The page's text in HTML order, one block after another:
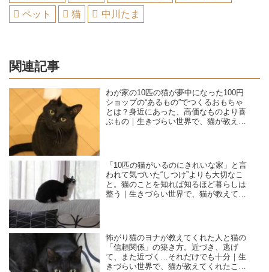
ペット
猫 中川たま
関連記事
わが家の10匹の猫が夢中になった100円
ショップの“あるもの”でつくるおもちゃ
とは？身近にあった、高価なものより喜
ぶもの｜生きづらい世界で、猫が教えて
「10匹の猫がいるのにきれいな家」と言
われて気づいた“しつけ”よりも大切なこ
と。猫のことを知れば知るほど暮らしは
整う｜生きづらい世界で、猫が教えてく
怖がり猫のヨナが教えてくれた人と猫の
「信頼関係」の築き方。近づき、逃げ
て、また近づく…それだけでも十分｜生
きづらい世界で、猫が教えてくれたこと